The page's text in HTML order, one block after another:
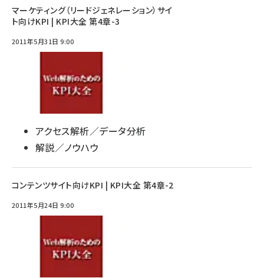
マーケティング（リードジェネレーション）サイ
ト向けKPI | KPI大全 第4章-3
2011年5月31日 9:00
アクセス解析／データ分析
解説／ノウハウ
コンテンツサイト向けKPI | KPI大全 第4章-2
2011年5月24日 9:00